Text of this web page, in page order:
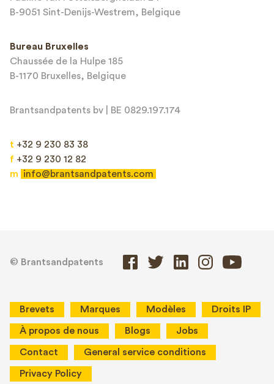
B-9051 Sint-Denijs-Westrem, Belgique
Bureau Bruxelles
Chaussée de la Hulpe 185
B-1170 Bruxelles, Belgique
Brantsandpatents bv | BE 0829.197.174
t +32 9 230 83 38
f +32 9 230 12 82
m
info@brantsandpatents.com
© Brantsandpatents
Brevets Marques Modèles Droits IP
À propos de nous Blogs Jobs
Contact General service conditions
Privacy Policy